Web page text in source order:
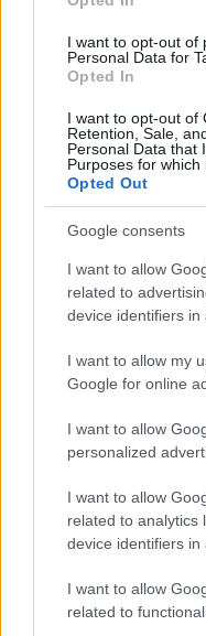
I want to opt-out of
Personal Data for
Opted In
I want to opt-out of
Retention, Sale,
Personal Data that
Purposes for which
Opted Out
Google consents
I want to allow
related to
device identifiers in
I want to allow my
Google for online
I want to allow
personalized
I want to allow
related to analytics
device identifiers in
I want to allow
related to
ΠΕΡΙΣΣΟΤΕΡΑ ΒΙΝΤΕΟ
Ακολουθήστε το
πρώτοι όλες τις ειδήσεις
ΔΙΑΒΑΣΤΕ ΠΕΡΙΣΣΟΤΕΡΑ
ΣΚΌΡΔΟ